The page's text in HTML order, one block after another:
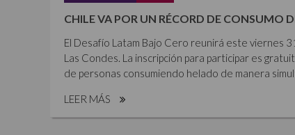
CHILE VA POR UN RÉCORD DE CONSUMO
El Desafío Latam Bajo Cero reunirá este viernes
Las Condes. La inscripción para participar es
de personas consumiendo helado de manera
LEER MÁS